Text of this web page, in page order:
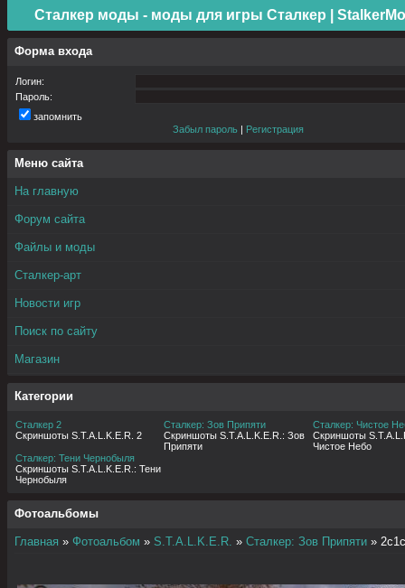
Сталкер моды - моды для игры Сталкер |
Форма входа
Логин:
Пароль:
запомнить
Забыл пароль | Регистрация
Меню сайта
На главную
Форум сайта
Файлы и моды
Сталкер-арт
Новости игр
Поиск по сайту
Магазин
Категории
Сталкер 2
Скриншоты S.T.A.L.K.E.R. 2
Сталкер: Зов Припяти
Скриншоты S.T.A.L.K.E.R.: Зов
Припяти
Сталкер: Чистое
Скриншоты
Чистое Небо
Сталкер: Тени Чернобыля
Скриншоты S.T.A.L.K.E.R.: Тени
Чернобыля
Фотоальбомы
Главная » Фотоальбом » S.T.A.L.K.E.R. » Сталкер: Зов Припяти »